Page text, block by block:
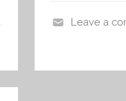
Leave a